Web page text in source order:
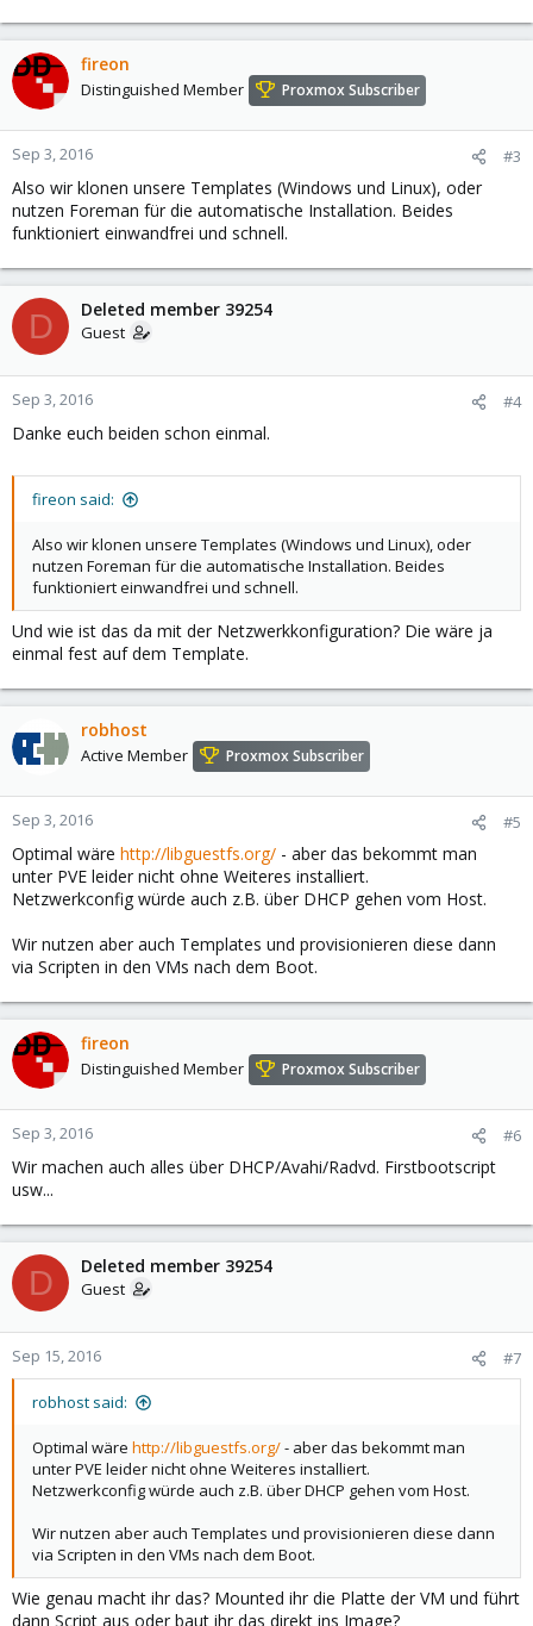
fireon
Distinguished Member Proxmox Subscriber
Sep 3, 2016 #3
Also wir klonen unsere Templates (Windows und Linux), oder
nutzen Foreman für die automatische Installation. Beides
funktioniert einwandfrei und schnell.
D Deleted member 39254
Guest
Sep 3, 2016 #4
Danke euch beiden schon einmal.
fireon said:
Also wir klonen unsere Templates (Windows und Linux), oder
nutzen Foreman für die automatische Installation. Beides
funktioniert einwandfrei und schnell.
Und wie ist das da mit der Netzwerkkonfiguration? Die wäre ja
einmal fest auf dem Template.
robhost
Active Member Proxmox Subscriber
Sep 3, 2016 #5
Optimal wäre http://libguestfs.org/ - aber das bekommt man
unter PVE leider nicht ohne Weiteres installiert.
Netzwerkconfig würde auch z.B. über DHCP gehen vom Host.
Wir nutzen aber auch Templates und provisionieren diese dann
via Scripten in den VMs nach dem Boot.
fireon
Distinguished Member Proxmox Subscriber
Sep 3, 2016 #6
Wir machen auch alles über DHCP/Avahi/Radvd. Firstbootscript
usw...
D Deleted member 39254
Guest
Sep 15, 2016 #7
robhost said:
Optimal wäre http://libguestfs.org/- aber das bekommt man
unter PVE leider nicht ohne Weiteres installiert.
Netzwerkconfig würde auch z.B. über DHCP gehen vom Host.
Wir nutzen aber auch Templates und provisionieren diese dann
via Scripten in den VMs nach dem Boot.
Wie genau macht ihr das? Mounted ihr die Platte der VM und führt
dann Script aus oder baut ihr das direkt ins Image?